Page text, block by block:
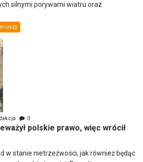
silnymi porywami wiatru oraz
0
polskie prawo, więc wrócił
w stanie nietrzeźwości, jak również będąc